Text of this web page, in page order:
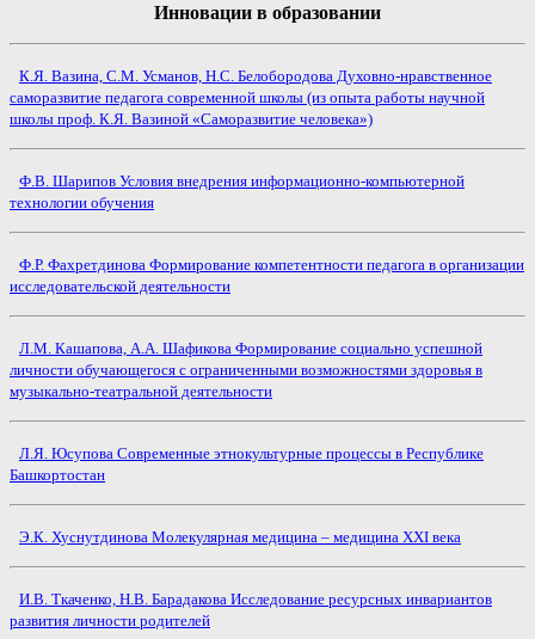
Инновации в образовании
К.Я. Вазина, С.М. Усманов, Н.С. Белобородова Духовно-нравственное
саморазвитие педагога современной школы (из опыта работы научной
школы проф. К.Я. Вазиной «Саморазвитие человека»)
Ф.В. Шарипов Условия внедрения информационно-компьютерной
технологии обучения
Ф.Р. Фахретдинова Формирование компетентности педагога в организации
исследовательской деятельности
Л.М. Кашапова, А.А. Шафикова Формирование социально успешной
личности обучающегося с ограниченными возможностями здоровья в
музыкально-театральной деятельности
Л.Я. Юсупова Современные этнокультурные процессы в Республике
Башкортостан
Э.К. Хуснутдинова Молекулярная медицина – медицина XXI века
И.В. Ткаченко, Н.В. Барадакова Исследование ресурсных инвариантов
развития личности родителей